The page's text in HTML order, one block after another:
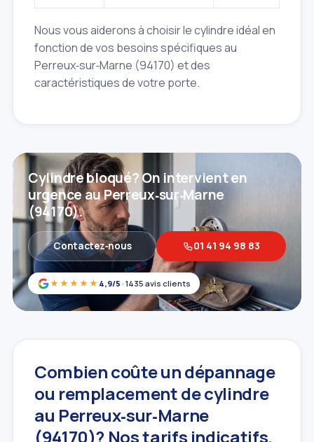
Nous vous aiderons à choisir le cylindre idéal en
fonction de vos besoins spécifiques au
Perreux‑sur‑Marne (94170) et des
caractéristiques de votre porte.
★★★★★ 4,9/5 · 1435 avis clients
Cylindre bloqué? On intervient en
urgence au Perreux‑sur‑Marne
(94170).
Contactez‑nous 01 41 94 98 83
Combien coûte un dépannage
ou remplacement de cylindre
au Perreux‑sur‑Marne
(94170)? Nos tarifs indicatifs.